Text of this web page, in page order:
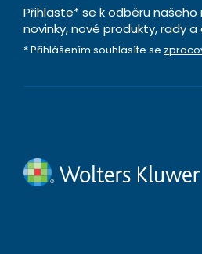
Přihlaste* se k odběru
novinky, nové produkty, rady a
* Přihlášením souhlasíte se